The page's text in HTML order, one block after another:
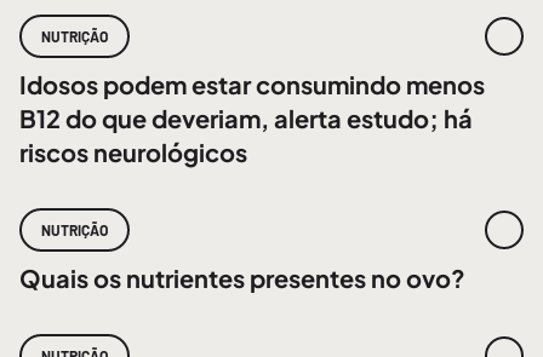
NUTRIÇÃO
Idosos podem estar consumindo menos
B12 do que deveriam, alerta estudo; há
riscos neurológicos
NUTRIÇÃO
Quais os nutrientes presentes no ovo?